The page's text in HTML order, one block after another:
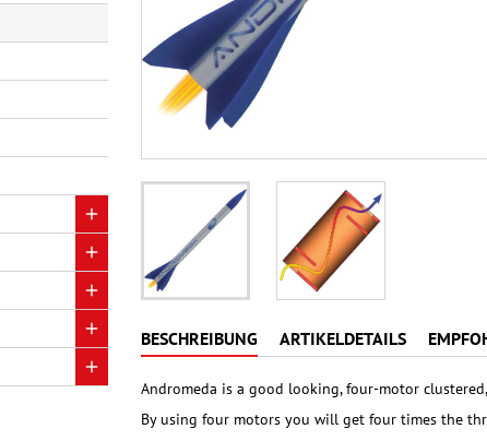
BESCHREIBUNG ARTIKELDETAILS
Andromeda is a good looking, four-motor
By using four motors you will get four times the